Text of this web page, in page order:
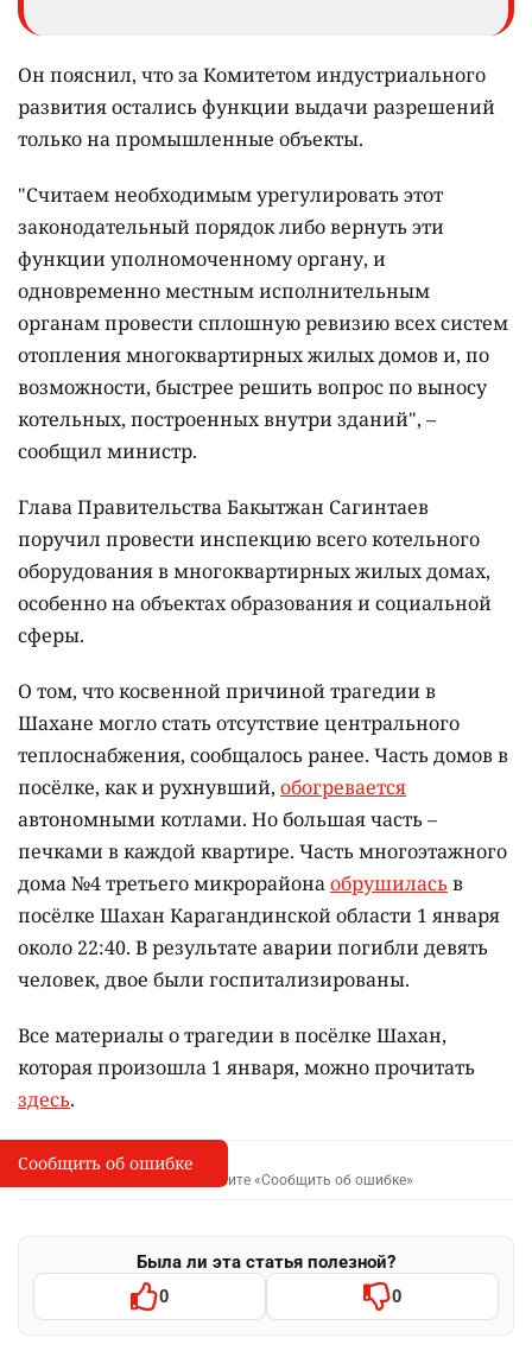
Он пояснил, что за Комитетом индустриального
развития остались функции выдачи разрешений
только на промышленные объекты.
"Считаем необходимым урегулировать этот
законодательный порядок либо вернуть эти
функции уполномоченному органу, и
одновременно местным исполнительным
органам провести сплошную ревизию всех систем
отопления многоквартирных жилых домов и, по
возможности, быстрее решить вопрос по выносу
котельных, построенных внутри зданий", –
сообщил министр.
Глава Правительства Бакытжан Сагинтаев
поручил провести инспекцию всего котельного
оборудования в многоквартирных жилых домах,
особенно на объектах образования и социальной
сферы.
О том, что косвенной причиной трагедии в
Шахане могло стать отсутствие центрального
теплоснабжения, сообщалось ранее. Часть домов в
посёлке, как и рухнувший, обогревается
автономными котлами. Но большая часть –
печками в каждой квартире. Часть многоэтажного
дома №4 третьего микрорайонаобрушиласьв
посёлке Шахан Карагандинской области 1 января
около 22:40. В результате аварии погибли девять
человек, двое были госпитализированы.
Все материалы о трагедии в посёлке Шахан,
которая произошла 1 января, можно прочитать
здесь.
I
Сообщить об опечатке
Выделите фрагмент и нажмите «Сообщить об ошибке»
Была ли эта статья полезной?
0 0
Сообщить об ошибке